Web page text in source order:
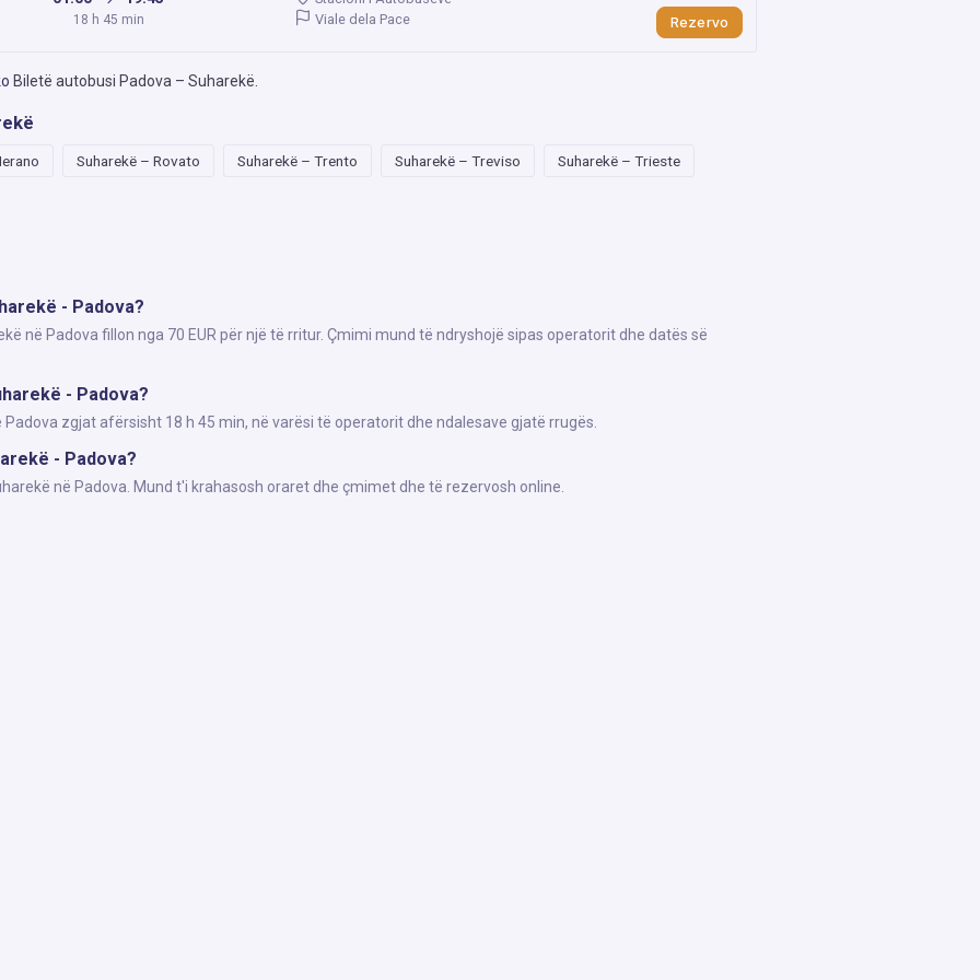
18 h 45 min
Viale dela Pace
Rezervo
Biletë autobusi Padova – Suharekë
Suharekë – Rovato Suharekë – Trento Suharekë – Treviso Suharekë – Trieste
- Padova?
në Padova fillon nga 70 EUR për një të rritur. Çmimi mund të ndryshojë sipas operatorit dhe datës së
- Padova?
zgjat afërsisht 18 h 45 min, në varësi të operatorit dhe ndalesave gjatë rrugës.
- Padova?
në Padova. Mund t'i krahasosh oraret dhe çmimet dhe të rezervosh online.